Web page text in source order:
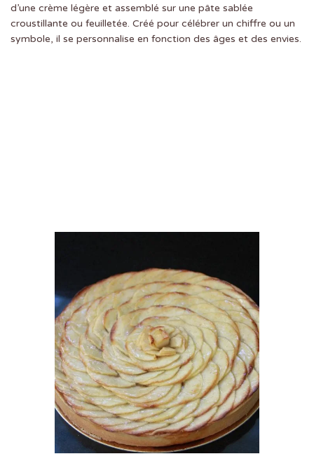
d’une crème légère et assemblé sur une pâte sablée
croustillante ou feuilletée. Créé pour célébrer un chiffre ou un
symbole, il se personnalise en fonction des âges et des envies.